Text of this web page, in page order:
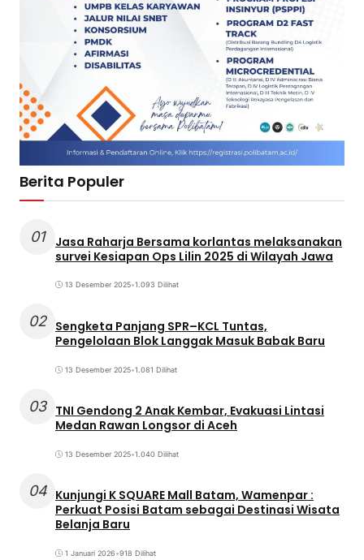
Berita Populer
01
Jasa Raharja Bersama korlantas melaksanakan
survei Kesiapan Ops Lilin 2025 di Wilayah Jawa
13 Desember 2025•1.093 Dilihat
02 Sengketa Panjang SPR–KCL Tuntas,
Pengelolaan Blok Langgak Masuk Babak Baru
13 Desember 2025•1.081 Dilihat
03 TNI Gendong 2 Anak Kembar, Evakuasi Lintasi
Medan Rawan Longsor di Aceh
13 Desember 2025•1.040 Dilihat
04 Kunjungi K SQUARE Mall Batam, Wamenpar :
Perkuat Posisi Batam sebagai Destinasi Wisata
Belanja Baru
1 Januari 2026•918 Dilihat